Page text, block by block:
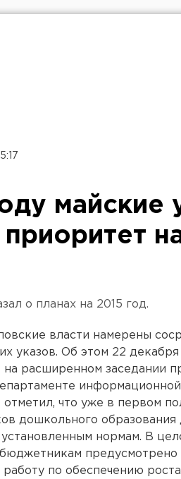
майские
приоритет
о планах на 2015 год.
власти намерены
указов. Об этом 22 декабря
расширенном заседании
что уже в первом
дошкольного образования
нормам. В
предусмотрено
по обеспечению